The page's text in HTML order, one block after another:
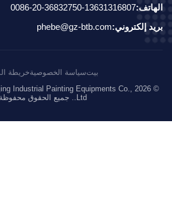
0086-20-36832750-13631316807
إلكتروني: phebe@gz-btb.com
سياسة الخصوصيةخريطة الموقع
Industrial Painting Equipments Co.,